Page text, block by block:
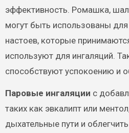
эффективность. Ромашка,
могут быть использованы для
настоев, которые
используют для ингаляций.
способствуют успокоению и
Паровые ингаляции с
таких как эвкалипт или
дыхательные пути и